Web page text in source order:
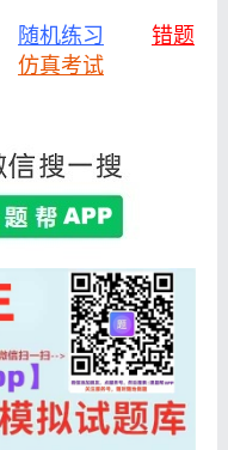
随机练习
错题
仿真考试